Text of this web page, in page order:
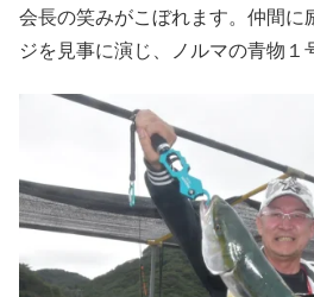
会長の笑みがこぼれます。仲間に
ジを見事に演じ、ノルマの青物１